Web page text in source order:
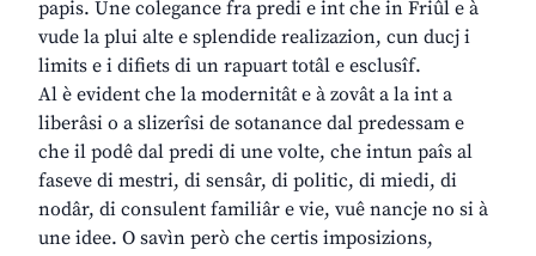
papis. Une colegance fra predi e int che in Friûl e à
vude la plui alte e splendide realizazion, cun ducj i
limits e i difiets di un rapuart totâl e esclusîf.
Al è evident che la modernitât e à zovât a la int a
liberâsi o a slizerîsi de sotanance dal predessam e
che il podê dal predi di une volte, che intun paîs al
faseve di mestri, di sensâr, di politic, di miedi, di
nodâr, di consulent familiâr e vie, vuê nancje no si à
une idee. O savìn però che certis imposizions,